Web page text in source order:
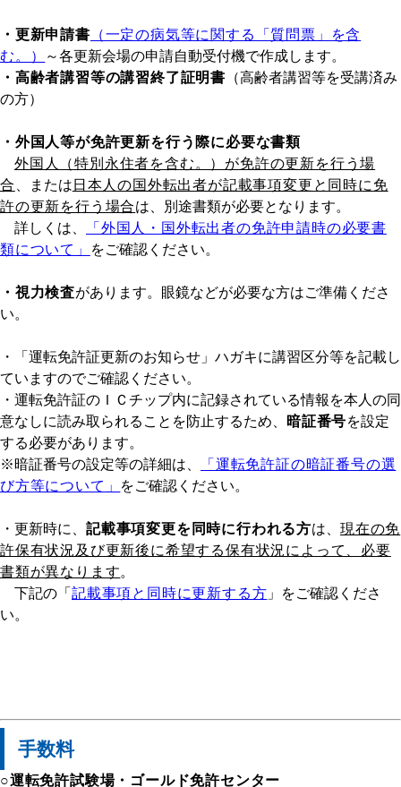
・更新申請書 （一定の病気等に関する「質問票」を含
む。）
～各更新会場の申請自動受付機で作成します。
・高齢者講習等の講習終了証明書 （高齢者講習等を受講済み
の方）
・外国人等が免許更新を行う際に必要な書類
外国人（特別永住者を含む。）が免許の更新を行う場
合
、または 日本人の国外転出者が記載事項変更と同時に免
許の更新を行う場合は、別途書類が必要となります。
詳しくは、
「外国人・国外転出者の免許申請時の必要書
類について」
をご確認ください。
・視力検査があります。眼鏡などが必要な方はご準備くださ
い。
・「運転免許証更新のお知らせ」ハガキに講習区分等を記載し
ていますのでご確認ください。
・運転免許証のＩＣチップ内に記録されている情報を本人の同
意なしに読み取られることを防止するため、
暗証番号を設定
する必要があります。
※暗証番号の設定等の詳細は、
「運転免許証の暗証番号の選
び方等について」 をご確認ください。
・更新時に、 記載事項変更を同時に行われる方は、現在の免
許保有状況及び更新後に希望する保有状況によって、必要
書類が異なります。
下記の「 記載事項と同時に更新する方 」をご確認くださ
い。
手数料
○運転免許試験場・ゴールド免許センター